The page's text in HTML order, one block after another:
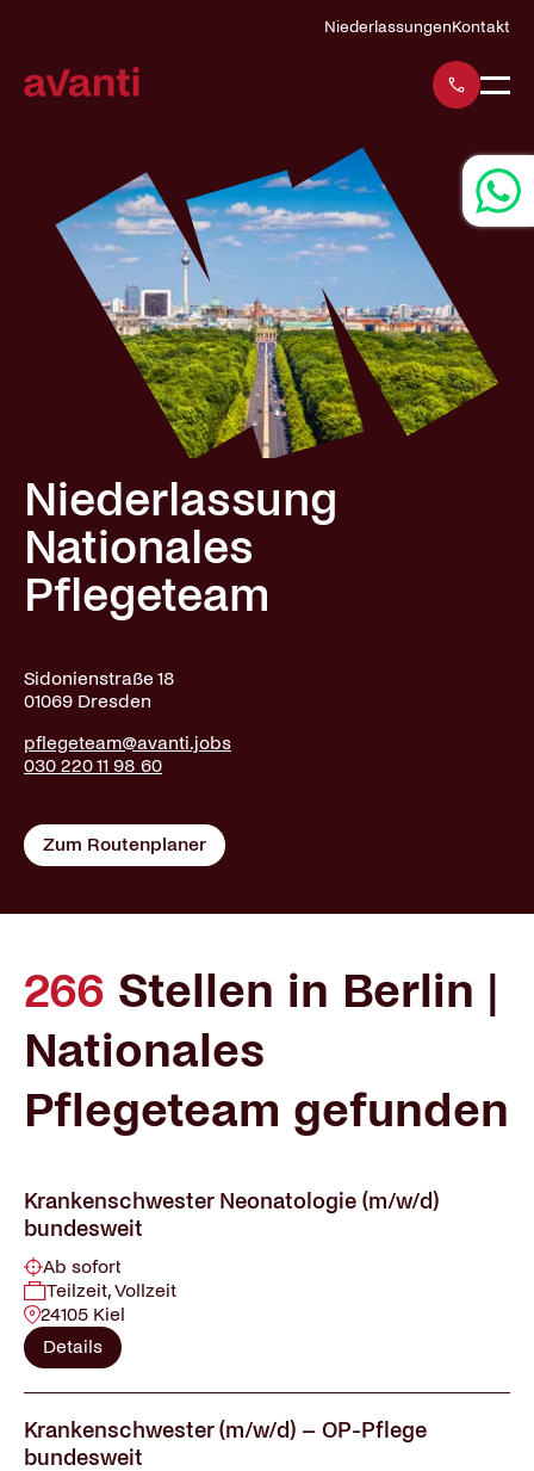
NiederlassungenKontakt
Niederlassung
Nationales
Pflegeteam
Sidonienstraße 18
01069 Dresden
pflegeteam@avanti.jobs
030 220 11 98 60
Zum Routenplaner
266 Stellen in Berlin |
Nationales
Pflegeteam gefunden
Krankenschwester Neonatologie (m/w/d)
bundesweit
Ab sofort
Teilzeit, Vollzeit
24105 Kiel
Details
Krankenschwester (m/w/d) – OP-Pflege
bundesweit